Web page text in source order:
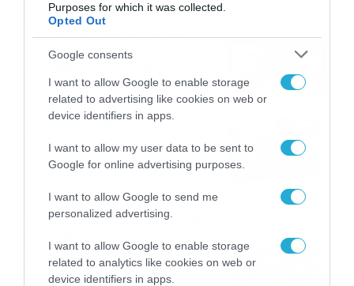
Purposes for which it was collected.
Opted Out
Google consents
I want to allow Google to enable storage
related to advertising like cookies on web or
device identifiers in apps.
I want to allow my user data to be sent to
Google for online advertising purposes.
I want to allow Google to send me
personalized advertising.
I want to allow Google to enable storage
related to analytics like cookies on web or
device identifiers in apps.
Πρεμιέρα στην Ολλανδία, την
Πορτογαλία και τη Β’
Γερμανίας με πολλές
στοιχηματικές επιλογές από
το ΠΑΜΕ ΣΤΟΙΧΗΜΑ
07/08/2026 16:41
Καιρός 6-8: Ανεβαίνει η
θερμοκρασία, 40άρια το
Σαββατοκύριακο… (vid)
ΠΑΟΚ-Άντερλεχτ με σούπερ
προσφορά* και ενισχυμένες
αποδόσεις από
το Pamestoixima.gr
06/08/2026 14:02